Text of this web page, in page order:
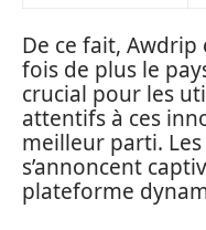
De ce fait,
fois de plus le
crucial pour les
attentifs à ces
meilleur parti.
s’annoncent
plateforme